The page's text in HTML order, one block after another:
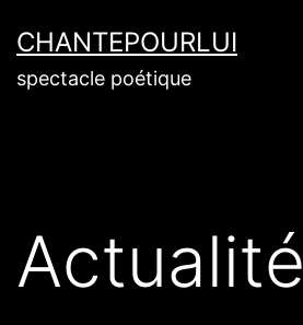
CHANTEPOURLUI
spectacle poétique
Actualité